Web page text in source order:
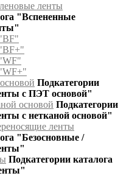
ленты
"Вспененные
Подкатегории
с ПЭТ основой"
основой Подкатегории
с нетканой основой"
ленты
"Безосновные /
Подкатегории каталога